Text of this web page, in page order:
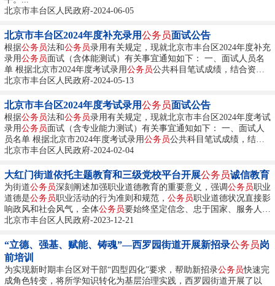
北京市丰台区人民政府-2024-06-05
北京市丰台区2024年度补充录用公务员面试公告
根据公务员法和公务员录用有关规定，现就北京市丰台区2024年度补充
录用公务员面试（含体能测试）有关事宜通知如下： 一、面试人员名
单 根据北京市2024年度考试录用公务员公共科目笔试成绩，结合资格
审查情况，确定本次面试人员范围（具体名单见附件1）。...
北京市丰台区人民政府-2024-05-13
北京市丰台区2024年度考试录用公务员面试公告
根据公务员法和公务员录用有关规定，现就北京市丰台区2024年度考试
录用公务员面试（含专业能力测试）有关事宜通知如下： 一、面试人
员名单 根据北京市2024年度考试录用公务员公共科目笔试成绩，结合
资格复审和调剂的情况，确认本次面试人员范围（具体名单见附件
北京市丰台区人民政府-2024-02-04
大红门街道依托主题教育和三级党校平台开展公务员诚信教育
为街道公务员深刻阐述加强职业道德教育的重要意义，强调公务员职业
道德是公务员职业活动的行为准则和规范， 公务员职业道德状况直接影
响政风和社会风气，全体公务员要始终坚定信念、忠于国家、服务人
民、恪尽职守、依法办事、公正廉洁，坚持全心全意为人民服务，做好
北京市丰台区人民政府-2023-12-21
“立德、强基、赋能、铸魂”—西罗园街道开展新招录公务员岗
前培训
为实现新时期丰台区对干部“四型四化”要求，帮助新招录公务员快速完
成角色转变，将所学知识转化为基层治理实践，西罗园街道开展了以